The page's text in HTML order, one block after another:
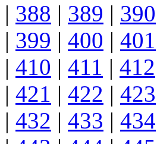
| 388 | 389 | 390
| 399 | 400 | 401
| 410 | 411 | 412
| 421 | 422 | 423
| 432 | 433 | 434